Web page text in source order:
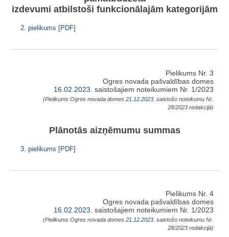
izdevumi atbilstoši funkcionālajām kategorijām
2. pielikums [PDF]
Pielikums Nr. 3
Ogres novada pašvaldības domes
16.02.2023. saistošajiem noteikumiem Nr. 1/2023
(Pielikums Ogres novada domes 21.12.2023. saistošo noteikumu Nr.
28/2023 redakcijā)
Plānotās aizņēmumu summas
3. pielikums [PDF]
Pielikums Nr. 4
Ogres novada pašvaldības domes
16.02.2023. saistošajiem noteikumiem Nr. 1/2023
(Pielikums Ogres novada domes 21.12.2023. saistošo noteikumu Nr.
28/2023 redakcijā)